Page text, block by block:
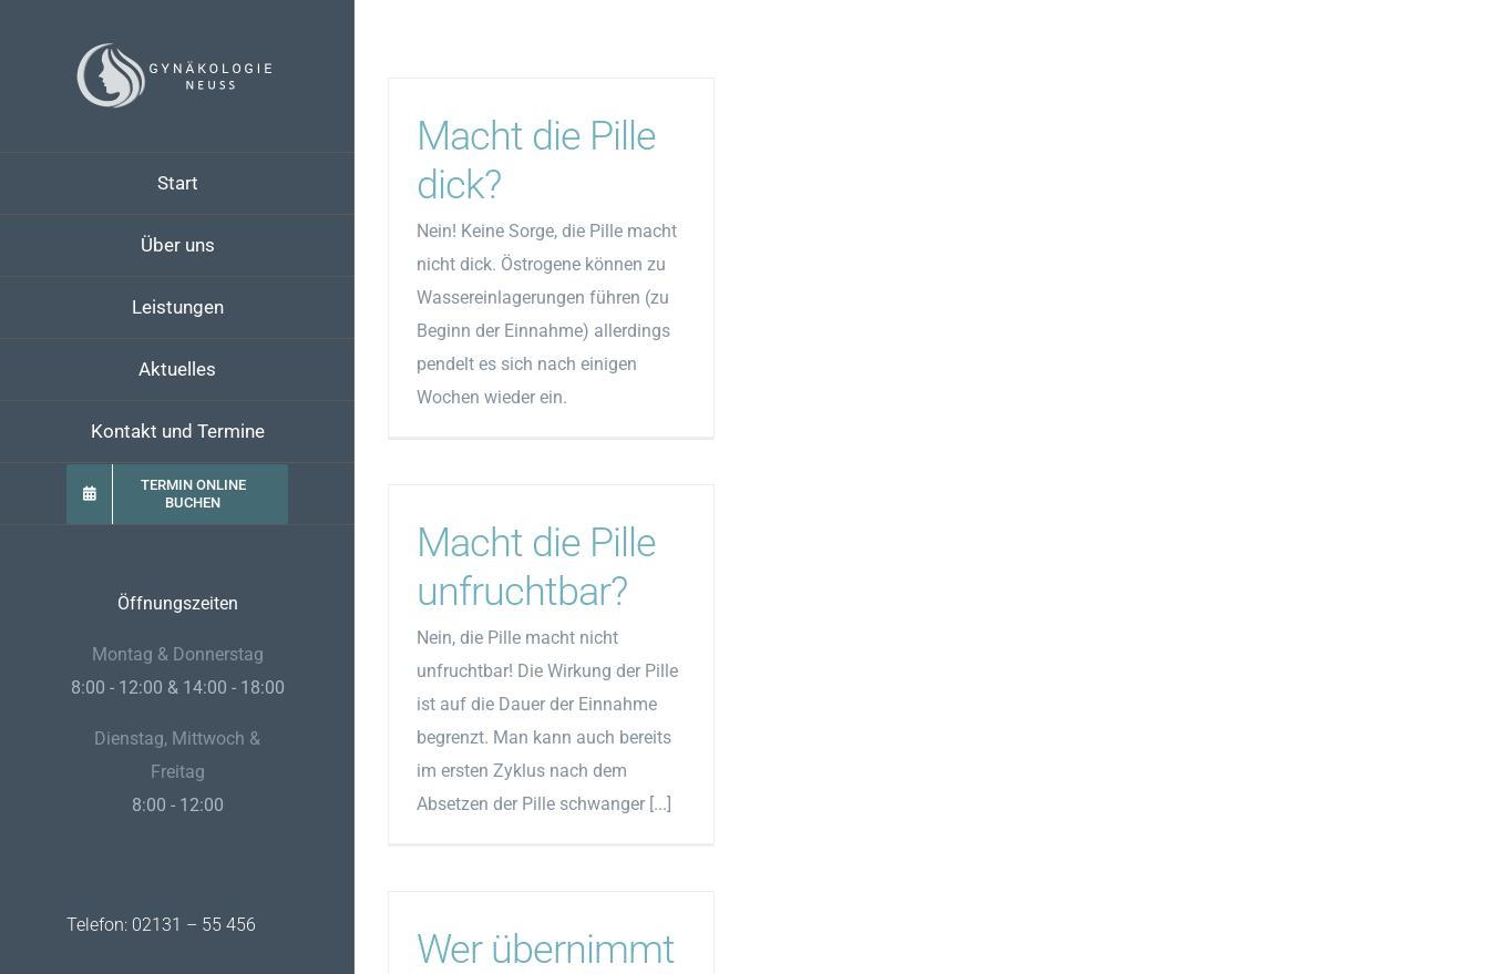
Start
Über uns
Leistungen
Aktuelles
Kontakt und Termine
TERMIN ONLINE
BUCHEN
Öffnungszeiten
Montag & Donnerstag
8:00 - 12:00 & 14:00 - 18:00
Dienstag, Mittwoch &
Freitag
8:00 - 12:00
Telefon: 02131 – 55 456
Macht die Pille
dick?
Nein! Keine Sorge, die Pille macht
nicht dick. Östrogene können zu
Wassereinlagerungen führen (zu
Beginn der Einnahme) allerdings
pendelt es sich nach einigen
Wochen wieder ein.
Macht die Pille
unfruchtbar?
Nein, die Pille macht nicht
unfruchtbar! Die Wirkung der Pille
ist auf die Dauer der Einnahme
begrenzt. Man kann auch bereits
im ersten Zyklus nach dem
Absetzen der Pille schwanger [...]
Wer übernimmt